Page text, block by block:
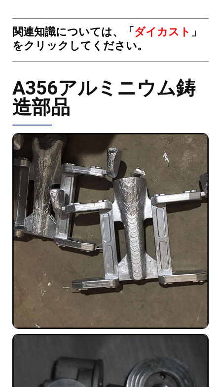
関連知識については、「 ダイカスト 」
をクリックしてください。
A356アルミニウム鋳
造部品